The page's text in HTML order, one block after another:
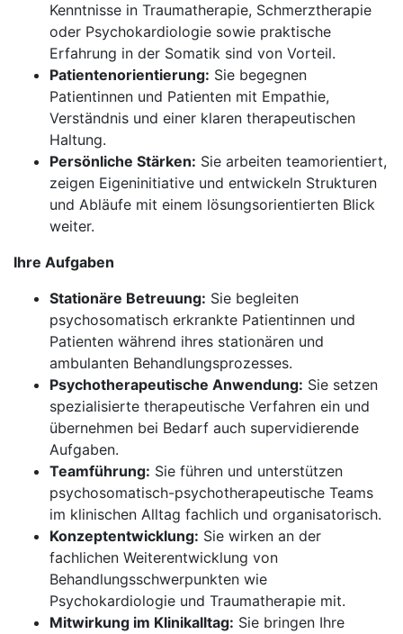
Kenntnisse in Traumatherapie, Schmerztherapie
oder Psychokardiologie sowie praktische
Erfahrung in der Somatik sind von Vorteil.
Patientenorientierung: Sie begegnen
Patientinnen und Patienten mit Empathie,
Verständnis und einer klaren therapeutischen
Haltung.
Persönliche Stärken: Sie arbeiten teamorientiert,
zeigen Eigeninitiative und entwickeln Strukturen
und Abläufe mit einem lösungsorientierten Blick
weiter.
Ihre Aufgaben
Stationäre Betreuung: Sie begleiten
psychosomatisch erkrankte Patientinnen und
Patienten während ihres stationären und
ambulanten Behandlungsprozesses.
Psychotherapeutische Anwendung: Sie setzen
spezialisierte therapeutische Verfahren ein und
übernehmen bei Bedarf auch supervidierende
Aufgaben.
Teamführung: Sie führen und unterstützen
psychosomatisch-psychotherapeutische Teams
im klinischen Alltag fachlich und organisatorisch.
Konzeptentwicklung: Sie wirken an der
fachlichen Weiterentwicklung von
Behandlungsschwerpunkten wie
Psychokardiologie und Traumatherapie mit.
Mitwirkung im Klinikalltag: Sie bringen Ihre